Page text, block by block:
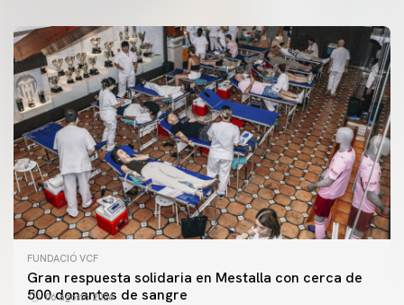
FUNDACIÓ VCF
Gran respuesta solidaria en Mestalla con cerca de
500 donantes de sangre
06 agosto 2026